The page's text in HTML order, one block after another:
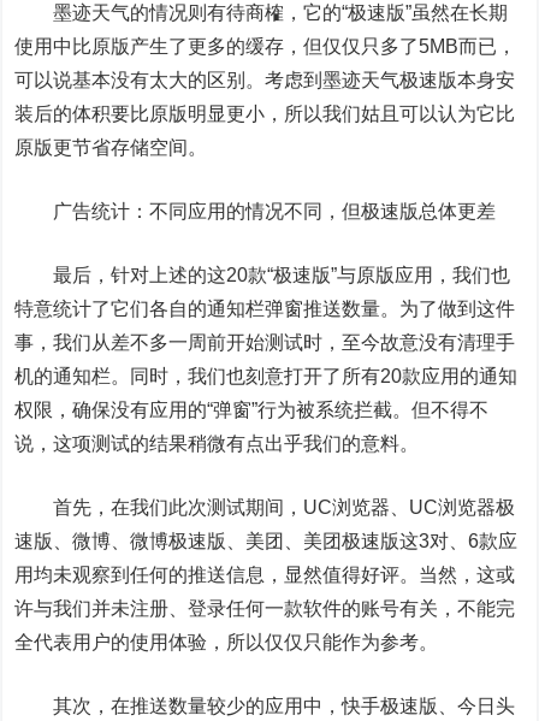
墨迹天气的情况则有待商榷，它的“极速版”虽然在长期
使用中比原版产生了更多的缓存，但仅仅只多了5MB而已，
可以说基本没有太大的区别。考虑到墨迹天气极速版本身安
装后的体积要比原版明显更小，所以我们姑且可以认为它比
原版更节省存储空间。
广告统计：不同应用的情况不同，但极速版总体更差
最后，针对上述的这20款“极速版”与原版应用，我们也
特意统计了它们各自的通知栏弹窗推送数量。为了做到这件
事，我们从差不多一周前开始测试时，至今故意没有清理手
机的通知栏。同时，我们也刻意打开了所有20款应用的通知
权限，确保没有应用的“弹窗”行为被系统拦截。但不得不
说，这项测试的结果稍微有点出乎我们的意料。
首先，在我们此次测试期间，UC浏览器、UC浏览器极
速版、微博、微博极速版、美团、美团极速版这3对、6款应
用均未观察到任何的推送信息，显然值得好评。当然，这或
许与我们并未注册、登录任何一款软件的账号有关，不能完
全代表用户的使用体验，所以仅仅只能作为参考。
其次，在推送数量较少的应用中，快手极速版、今日头